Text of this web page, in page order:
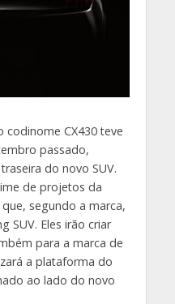
CX430 teve
passado,
do novo SUV.
de projetos da
segundo a marca,
SUV. Eles irão criar
para a marca de
a plataforma do
ao lado do novo